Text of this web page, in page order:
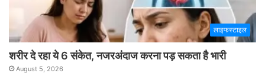
लाइफस्टाइल
शरीर दे रहा ये 6 संकेत, नजरअंदाज करना पड़ सकता है भारी
August 5, 2026